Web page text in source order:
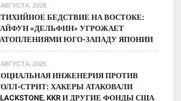
физику
звезд
АВГУСТА, 2026
БЕДСТВИЕ НА ВОСТОКЕ:
«ДЕЛЬФИН» УГРОЖАЕТ
ЮГО-ЗАПАДУ ЯПОНИИ
АВГУСТА, 2026
ИНЖЕНЕРИЯ ПРОТИВ
СТРИТ: ХАКЕРЫ АТАКОВАЛИ
KKR И ДРУГИЕ ФОНДЫ США